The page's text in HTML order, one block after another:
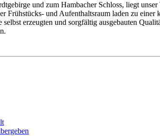
und zum Hambacher Schloss, liegt
und Aufenthaltsraum laden zu
erzeugten und sorgfältig ausgebauten